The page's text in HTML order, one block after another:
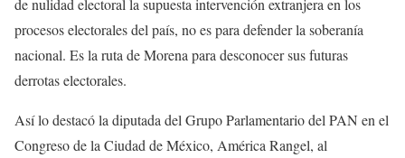
de nulidad electoral la supuesta intervención extranjera en los
procesos electorales del país, no es para defender la soberanía
nacional. Es la ruta de Morena para desconocer sus futuras
derrotas electorales.
Así lo destacó la diputada del Grupo Parlamentario del PAN en el
Congreso de la Ciudad de México, América Rangel, al